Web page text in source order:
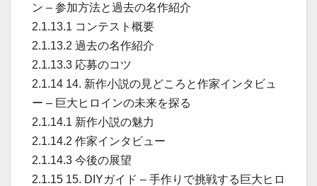
ン – 参加方法と過去の名作紹介
2.1.13.1 コンテスト概要
2.1.13.2 過去の名作紹介
2.1.13.3 応募のコツ
2.1.14 14. 新作小説の見どころと作家インタビュ
ー – 巨大ヒロインの未来を探る
2.1.14.1 新作小説の魅力
2.1.14.2 作家インタビュー
2.1.14.3 今後の展望
2.1.15 15. DIYガイド – 手作りで挑戦する巨大ヒロ